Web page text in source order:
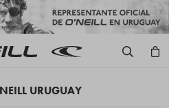
URUGUAY